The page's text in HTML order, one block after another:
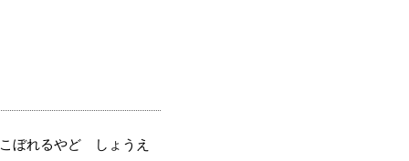
こぼれるやど しょうえ